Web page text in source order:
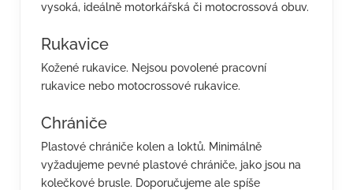
vysoká, ideálně motorkářská či motocrossová obuv.
Rukavice
Kožené rukavice. Nejsou povolené pracovní
rukavice nebo motocrossové rukavice.
Chrániče
Plastové chrániče kolen a loktů. Minimálně
vyžadujeme pevné plastové chrániče, jako jsou na
kolečkové brusle. Doporučujeme ale spíše